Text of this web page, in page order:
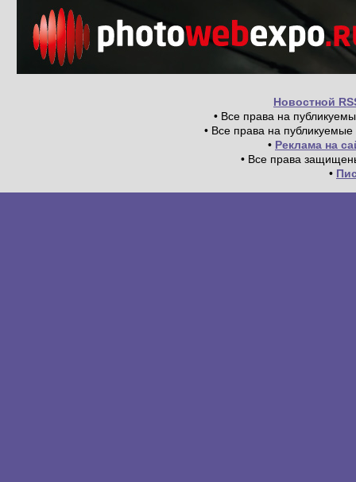
Новостной
• Все права на
• Все права на
• Реклама на
• Все права
•